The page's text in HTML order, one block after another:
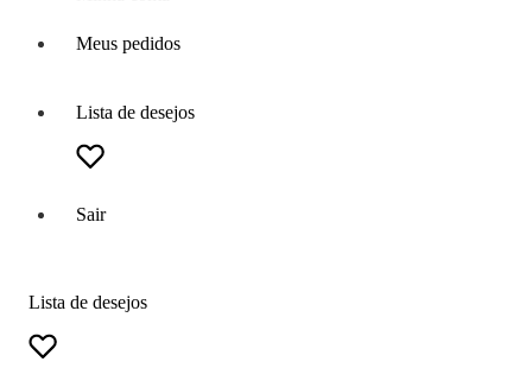
Meus pedidos
Lista de desejos
Sair
Lista de desejos